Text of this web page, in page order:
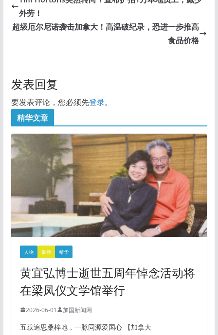
外劳！
超级厄尔尼诺袭击加拿大！高温破纪录，恐进一步推高
食品价格
发表回复
要发表评论，您必须先登录。
精华文章
人物 最新 精华
黄宜弘博士逝世五周年悼念活动将
在梁凤仪文学馆举行
2026-06-01 加国新闻网
五载追思桑梓地，一脉同源爱国心 【加拿大